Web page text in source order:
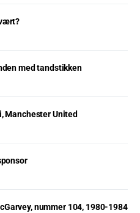
med tandstikken
Manchester United
nummer 104, 1980-1984